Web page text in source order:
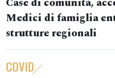
Medici di famiglia
strutture regionali
COVID